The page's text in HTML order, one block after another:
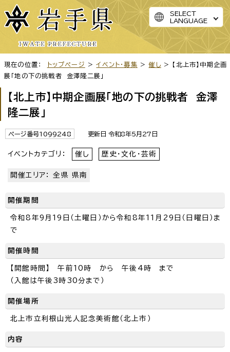
SELECT
LANGUAGE
現在の位置： トップページ >イベント・募集 >催し> 【北上市】中期企画
展「地の下の挑戦者 金澤隆二展」
【北上市】中期企画展「地の下の挑戦者 金澤
隆二展」
ページ番号1099248 更新日 令和8年5月27日
イベントカテゴリ： 催し 歴史・文化・芸術
開催エリア： 全県 県南
開催期間
令和8年9月19日（土曜日）から令和8年11月29日（日曜日）ま
で
開催時間
【開館時間】 午前10時 から 午後4時 まで
（入館は午後3時30分まで）
開催場所
北上市立利根山光人記念美術館（北上市）
内容